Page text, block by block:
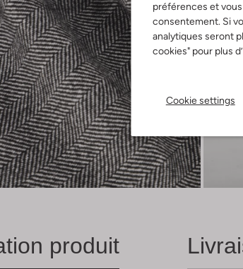
préférences et
consentement. Si
analytiques seront
cookies" pour plus
Cookie settings
produit